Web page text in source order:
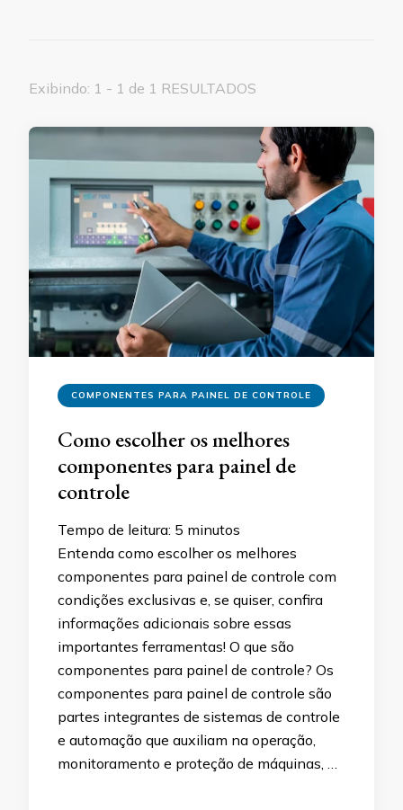
Exibindo: 1 - 1 de 1 RESULTADOS
COMPONENTES PARA PAINEL DE CONTROLE
Como escolher os melhores
componentes para painel de
controle
Tempo de leitura: 5 minutos
Entenda como escolher os melhores
componentes para painel de controle com
condições exclusivas e, se quiser, confira
informações adicionais sobre essas
importantes ferramentas! O que são
componentes para painel de controle? Os
componentes para painel de controle são
partes integrantes de sistemas de controle
e automação que auxiliam na operação,
monitoramento e proteção de máquinas, …